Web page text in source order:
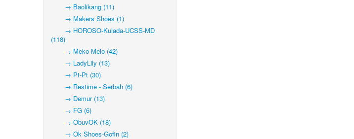
→ Baolikang (11)
→ Makers Shoes (1)
→ HOROSO-Kulada-UCSS-MD
(118)
→ Meko Melo (42)
→ LadyLily (13)
→ Pt-Pt (30)
→ Restime - Serbah (6)
→ Demur (13)
→ FG (6)
→ ObuvOK (18)
→ Ok Shoes-Gofin (2)